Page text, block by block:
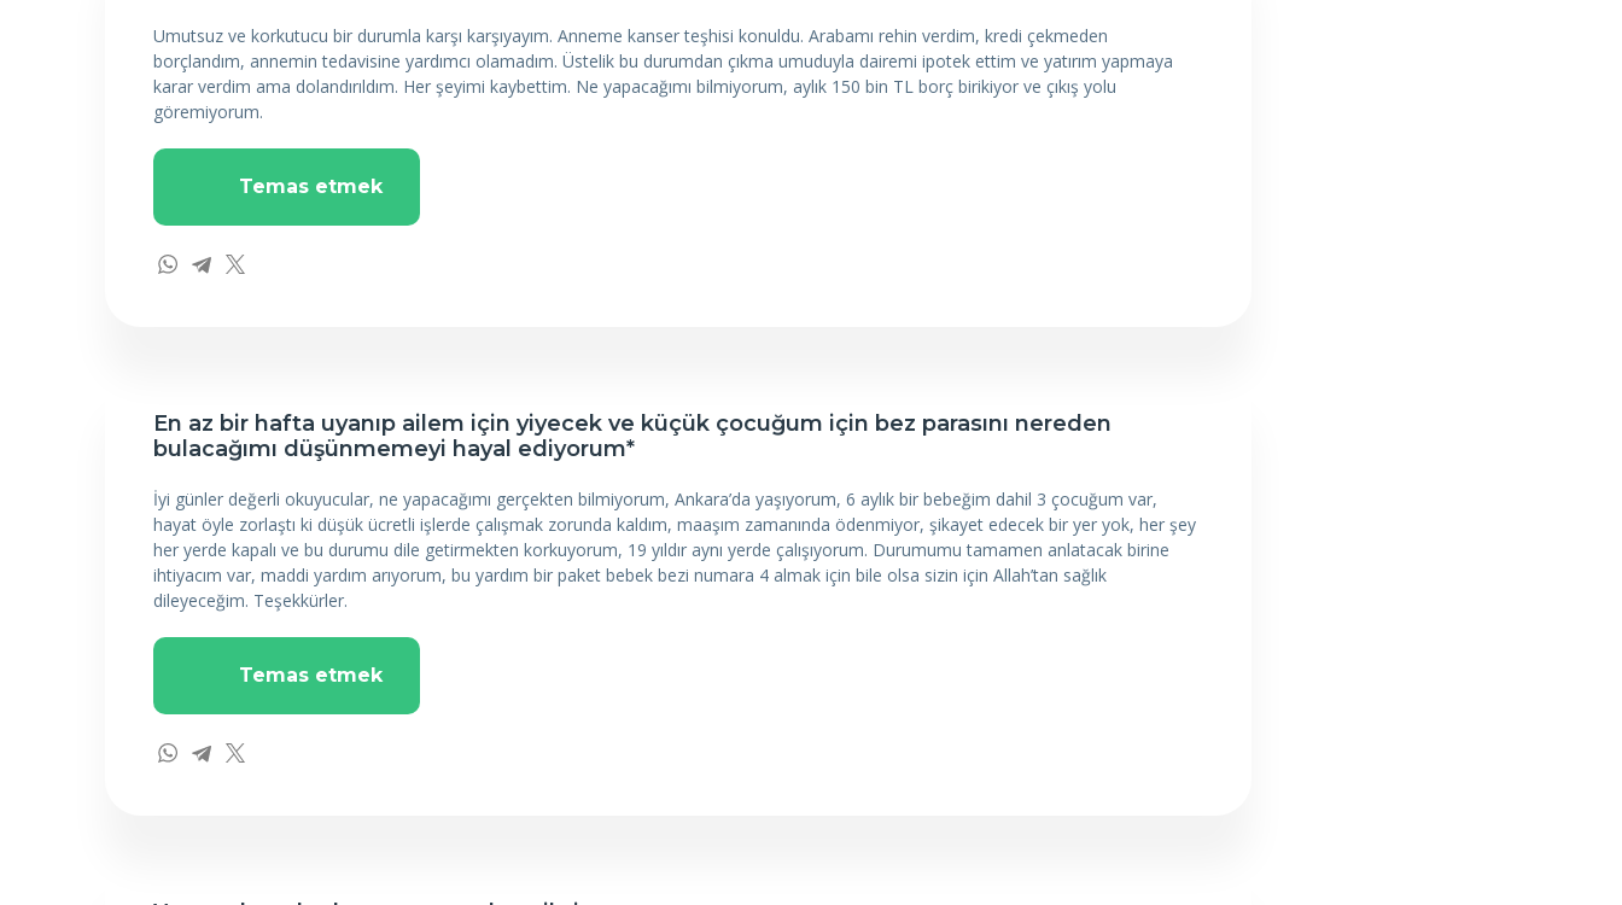
Umutsuz ve korkutucu bir durumla karşı karşıyayım. Anneme kanser teşhisi konuldu. Arabamı rehin verdim, kredi çekmeden
borçlandım, annemin tedavisine yardımcı olamadım. Üstelik bu durumdan çıkma umuduyla dairemi ipotek ettim ve yatırım yapmaya
karar verdim ama dolandırıldım. Her şeyimi kaybettim. Ne yapacağımı bilmiyorum, aylık 150 bin TL borç birikiyor ve çıkış yolu
göremiyorum.
Temas etmek
En az bir hafta uyanıp ailem için yiyecek ve küçük çocuğum için bez parasını nereden
bulacağımı düşünmemeyi hayal ediyorum*
İyi günler değerli okuyucular, ne yapacağımı gerçekten bilmiyorum, Ankara’da yaşıyorum, 6 aylık bir bebeğim dahil 3 çocuğum var,
hayat öyle zorlaştı ki düşük ücretli işlerde çalışmak zorunda kaldım, maaşım zamanında ödenmiyor, şikayet edecek bir yer yok, her şey
her yerde kapalı ve bu durumu dile getirmekten korkuyorum, 19 yıldır aynı yerde çalışıyorum. Durumumu tamamen anlatacak birine
ihtiyacım var, maddi yardım arıyorum, bu yardım bir paket bebek bezi numara 4 almak için bile olsa sizin için Allah’tan sağlık
dileyeceğim. Teşekkürler.
Temas etmek